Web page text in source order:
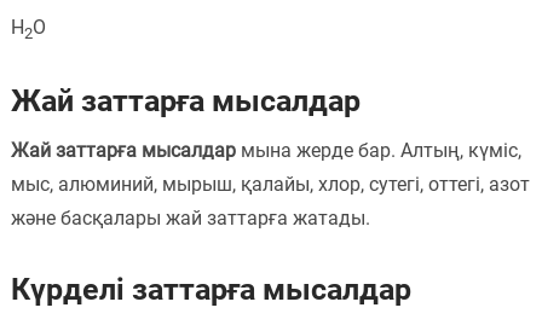
H2O
Жай заттарға мысалдар
Жай заттарға мысалдармына жерде бар. Алтың, күміс,
мыс, алюминий, мырыш, қалайы, хлор, сутегі, оттегі, азот
және басқалары жай заттарға жатады.
Күрделі заттарға мысалдар